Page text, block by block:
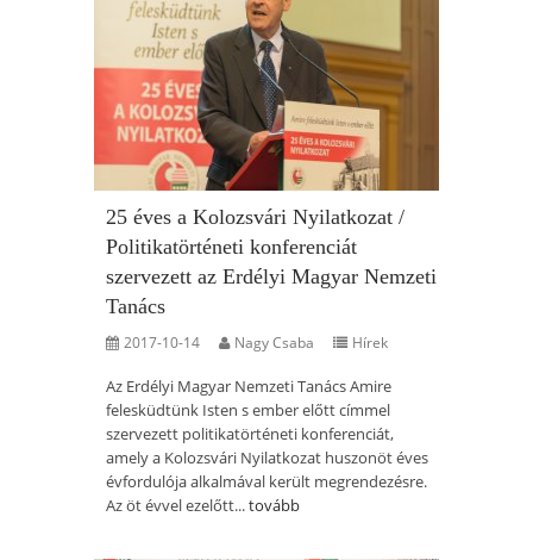
25 éves a Kolozsvári Nyilatkozat /
Politikatörténeti konferenciát
szervezett az Erdélyi Magyar Nemzeti
Tanács
2017-10-14 Nagy Csaba Hírek
Az Erdélyi Magyar Nemzeti Tanács Amire
felesküdtünk Isten s ember előtt címmel
szervezett politikatörténeti konferenciát,
amely a Kolozsvári Nyilatkozat huszonöt éves
évfordulója alkalmával került megrendezésre.
Az öt évvel ezelőtt...tovább